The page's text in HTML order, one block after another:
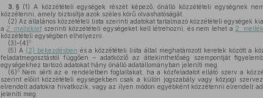
3. § (1) A közzétételi egységek részét képező, önálló közzétételi egységnek
közzétenni, amely biztosítja azok széles körű olvashatóságát.
(2) Az általános közzétételi lista szerinti adatokat tartalmazó közzétételi egységek
a 2. mellékletszerinti közzétételi egységeket kell létrehozni, és nem lehet a 2.
közzétételi egységben elhelyezni.
(3)–(4)5
(5) A (2) bekezdésben és a közzétételi lista által meghatározott keretek között a
feladatmegosztástól függően – adatközlő az áttekinthetőség szempontját
egységekhez tartozó adatokat hány önálló adatállományban jeleníti meg.
(6)6Nem sérti az e rendeletben foglaltakat, ha a közfeladatot ellátó szerv a
szerint előírt közzétételi egységekben csak a külön jogszabály vagy közjogi
elrendelt adatokra hivatkozik, vagy az ilyen módon egyébként közzétenni elrendelt
jeleníti meg.